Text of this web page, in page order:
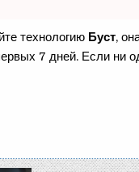
технологию Буст,
7 дней. Если ни